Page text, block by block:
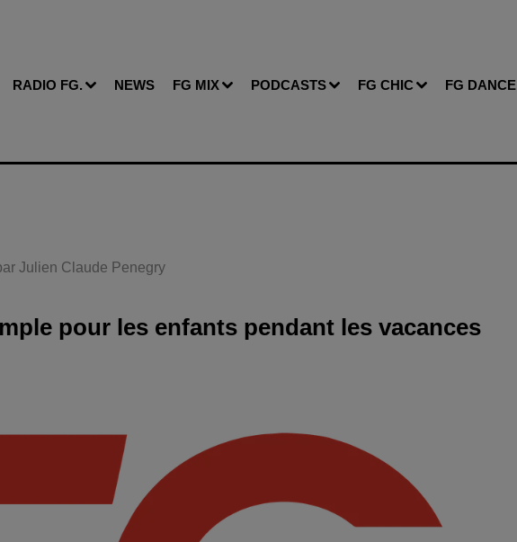
RADIO FG. NEWS FG MIX PODCASTS FG CHIC FG DANCE
Julien Claude Penegry
pour les enfants pendant les vacances